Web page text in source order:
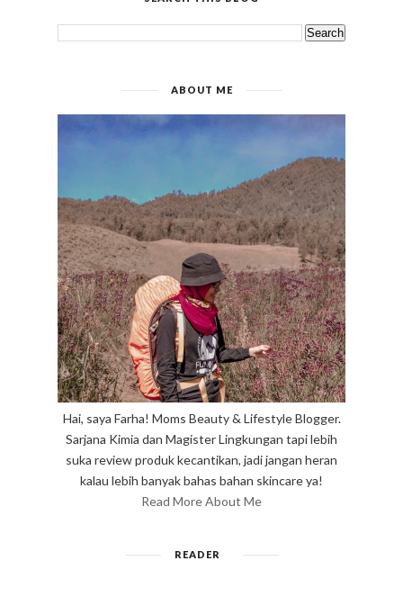
Hai, saya Farha! Moms Beauty & Lifestyle Blogger.
Sarjana Kimia dan Magister Lingkungan tapi lebih
Read More About Me